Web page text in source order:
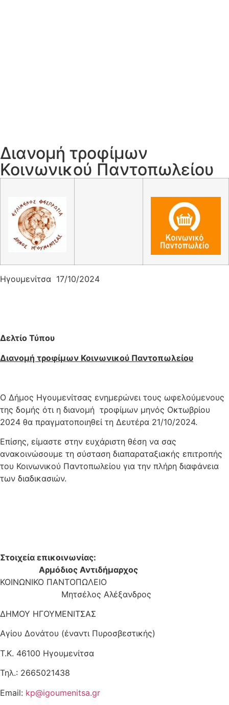
Διανομή τροφίμων
Κοινωνικού Παντοπωλείου
Ηγουμενίτσα 17/10/2024
Δελτίο Τύπου
Διανομή τροφίμων Κοινωνικού Παντοπωλείου
Ο Δήμος Ηγουμενίτσας ενημερώνει τους ωφελούμενους
της δομής ότι η διανομή τροφίμων μηνός Οκτωβρίου
2024 θα πραγματοποιηθεί τη Δευτέρα 21/10/2024.
Επίσης, είμαστε στην ευχάριστη θέση να σας
ανακοινώσουμε τη σύσταση διαπαραταξιακής επιτροπής
του Κοινωνικού Παντοπωλείου για την πλήρη διαφάνεια
των διαδικασιών.
Στοιχεία επικοινωνίας:
Αρμόδιος Αντιδήμαρχος
ΚΟΙΝΩΝΙΚΟ ΠΑΝΤΟΠΩΛΕΙΟ
Μητσέλος Αλέξανδρος
ΔΗΜΟΥ ΗΓΟΥΜΕΝΙΤΣΑΣ
Αγίου Δονάτου (έναντι Πυροσβεστικής)
Τ.Κ. 46100 Ηγουμενίτσα
Τηλ.: 2665021438
Email: kp@igoumenitsa.gr